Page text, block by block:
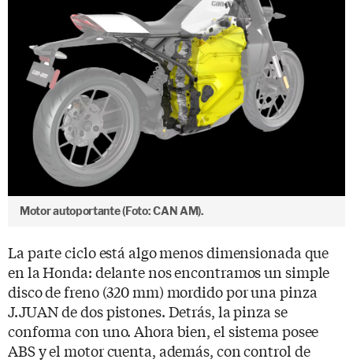
Motor autoportante (Foto: CAN AM).
La parte ciclo está algo menos dimensionada que
en la Honda: delante nos encontramos un simple
disco de freno (320 mm) mordido por una pinza
J.JUAN de dos pistones. Detrás, la pinza se
conforma con uno. Ahora bien, el sistema posee
ABS y el motor cuenta, además, con control de